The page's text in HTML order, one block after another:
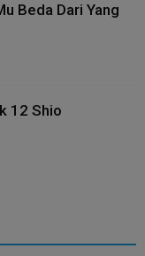
Beda Dari Yang
12 Shio